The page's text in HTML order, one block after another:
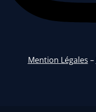
Mention Légales –